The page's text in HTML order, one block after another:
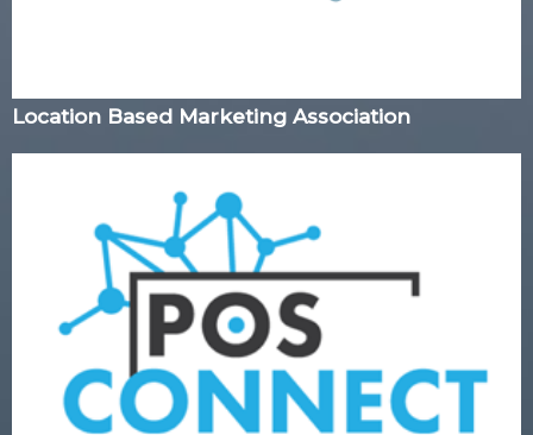
Location Based Marketing Association